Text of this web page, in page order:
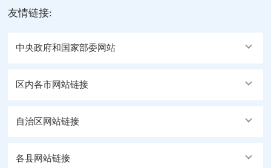
友情链接:
中央政府和国家部委网站
区内各市网站链接
自治区网站链接
各县网站链接